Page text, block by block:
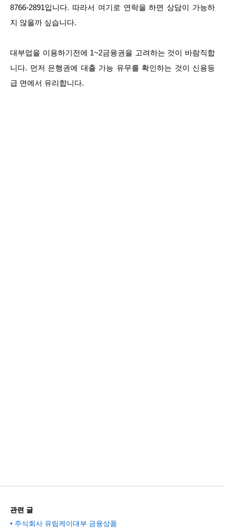
8766-2891입니다. 따라서 여기로 연락을 하면 상담이 가능하
지 않을까 싶습니다.
대부업을 이용하기전에 1~2금융권을 고려하는 것이 바람직합
니다. 먼저 은행권에 대출 가능 유무를 확인하는 것이 신용등
급 면에서 유리합니다.
관련 글
주식회사 유림케이대부 금융상품